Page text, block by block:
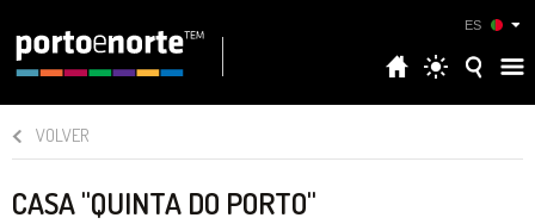
ES
VOLVER
CASA "QUINTA DO PORTO"